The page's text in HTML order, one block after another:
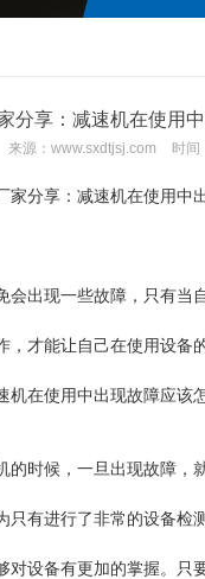
来源： www.sxdtjsj.com 时间
家分享：减速机在使用中
会出现一些故障，只有当
，才能让自己在使用设备
机在使用中出现故障应该
的时候，一旦出现故障，
只有进行了非常的设备检
对设备有更加的掌握。只